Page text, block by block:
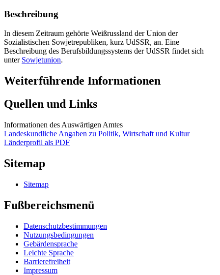
Beschreibung
In diesem Zeitraum gehörte Weißrussland der Union der
Sozialistischen Sowjetrepubliken, kurz UdSSR, an. Eine
Beschreibung des Berufsbildungssystems der UdSSR findet sich
unter Sowjetunion.
Weiterführende Informationen
Quellen und Links
Informationen des Auswärtigen Amtes
Landeskundliche Angaben zu Politik, Wirtschaft und Kultur
Länderprofil als PDF
Sitemap
Sitemap
Fußbereichsmenü
Datenschutzbestimmungen
Nutzungsbedingungen
Gebärdensprache
Leichte Sprache
Barrierefreiheit
Impressum